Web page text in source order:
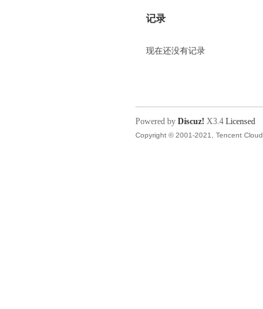
记录
现在还没有记录
Powered by Discuz! X3.4 Licensed
Copyright © 2001-2021, Tencent Cloud.